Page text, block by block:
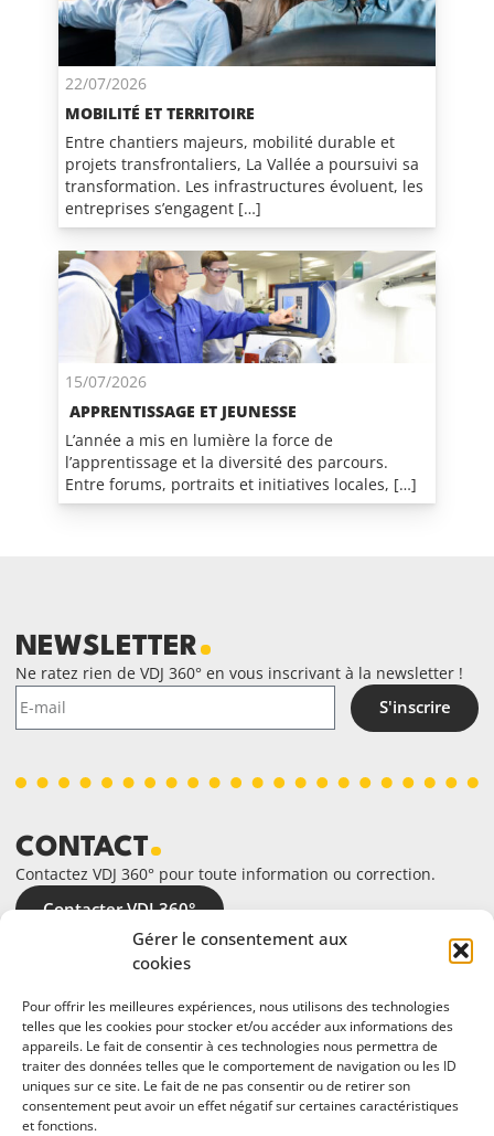
Gérer le consentement aux
cookies
Pour offrir les meilleures expériences, nous utilisons des technologies
telles que les cookies pour stocker et/ou accéder aux informations des
appareils. Le fait de consentir à ces technologies nous permettra de
traiter des données telles que le comportement de navigation ou les ID
uniques sur ce site. Le fait de ne pas consentir ou de retirer son
consentement peut avoir un effet négatif sur certaines caractéristiques
et fonctions.
22/07/2026
MOBILITÉ ET TERRITOIRE
Entre chantiers majeurs, mobilité durable et
projets transfrontaliers, La Vallée a poursuivi sa
transformation. Les infrastructures évoluent, les
entreprises s’engagent […]
15/07/2026
APPRENTISSAGE ET JEUNESSE
L’année a mis en lumière la force de
l’apprentissage et la diversité des parcours.
Entre forums, portraits et initiatives locales, […]
NEWSLETTER
Ne ratez rien de VDJ 360° en vous inscrivant à la newsletter !
S'inscrire
CONTACT
Contactez VDJ 360° pour toute information ou correction.
Contacter VDJ 360°